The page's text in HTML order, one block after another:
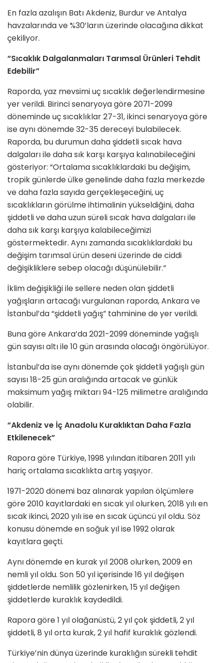
En fazla azalışın Batı Akdeniz, Burdur ve Antalya
havzalarında ve %30’ların üzerinde olacağına dikkat
çekiliyor.
“Sıcaklık Dalgalanmaları Tarımsal Ürünleri Tehdit
Edebilir”
Raporda, yaz mevsimi uç sıcaklık değerlendirmesine
yer verildi. Birinci senaryoya göre 2071-2099
döneminde uç sıcaklıklar 27-31, ikinci senaryoya göre
ise aynı dönemde 32-35 dereceyi bulabilecek.
Raporda, bu durumun daha şiddetli sıcak hava
dalgaları ile daha sık karşı karşıya kalınabileceğini
gösteriyor: “Ortalama sıcaklıklardaki bu değişim,
tropik günlerde ülke genelinde daha fazla merkezde
ve daha fazla sayıda gerçekleşeceğini, uç
sıcaklıkların görülme ihtimalinin yükseldiğini, daha
şiddetli ve daha uzun süreli sıcak hava dalgaları ile
daha sık karşı karşıya kalabileceğimizi
göstermektedir. Aynı zamanda sıcaklıklardaki bu
değişim tarımsal ürün deseni üzerinde de ciddi
değişikliklere sebep olacağı düşünülebilir.”
İklim değişikliği ile sellere neden olan şiddetli
yağışların artacağı vurgulanan raporda, Ankara ve
İstanbul’da “şiddetli yağış” tahminine de yer verildi.
Buna göre Ankara’da 2021-2099 döneminde yağışlı
gün sayısı altı ile 10 gün arasında olacağı öngörülüyor.
İstanbul’da ise aynı dönemde çok şiddetli yağışlı gün
sayısı 18-25 gün aralığında artacak ve günlük
maksimum yağış miktarı 94-125 milimetre aralığında
olabilir.
“Akdeniz ve İç Anadolu Kuraklıktan Daha Fazla
Etkilenecek”
Rapora göre Türkiye, 1998 yılından itibaren 2011 yılı
hariç ortalama sıcaklıkta artış yaşıyor.
1971-2020 dönemi baz alınarak yapılan ölçümlere
göre 2010 kayıtlardaki en sıcak yıl olurken, 2018 yılı en
sıcak ikinci, 2020 yılı ise en sıcak üçüncü yıl oldu. Söz
konusu dönemde en soğuk yıl ise 1992 olarak
kayıtlara geçti.
Aynı dönemde en kurak yıl 2008 olurken, 2009 en
nemli yıl oldu. Son 50 yıl içerisinde 16 yıl değişen
şiddetlerde nemlilik gözlenirken, 15 yıl değişen
şiddetlerde kuraklık kaydedildi.
Rapora göre 1 yıl olağanüstü, 2 yıl çok şiddetli, 2 yıl
şiddetli, 8 yıl orta kurak, 2 yıl hafif kuraklık gözlendi.
Türkiye’nin dünya üzerinde kuraklığın sürekli tehdit